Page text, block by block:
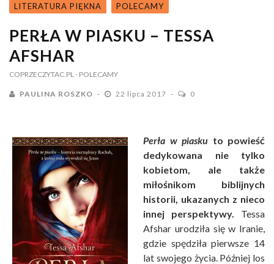
LITERATURA PIĘKNA POLECAMY
PERŁA W PIASKU – TESSA
AFSHAR
COPRZECZYTAC.PL - POLECAMY
PAULINA ROSZKO 22 lipca 2017 0
Perła w piasku to powieść
dedykowana nie tylko
kobietom, ale także
miłośnikom biblijnych
historii, ukazanych z nieco
innej perspektywy. Tessa
Afshar urodziła się w Iranie,
gdzie spędziła pierwsze 14
lat swojego życia. Później los